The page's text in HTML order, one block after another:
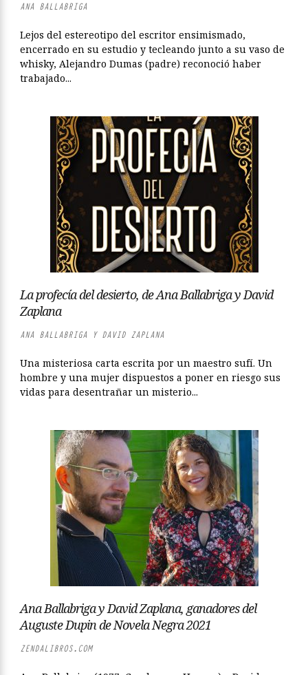
ANA BALLABRIGA
Lejos del estereotipo del escritor ensimismado,
encerrado en su estudio y tecleando junto a su vaso de
whisky, Alejandro Dumas (padre) reconoció haber
trabajado...
La profecía del desierto, de Ana Ballabriga y David
Zaplana
ANA BALLABRIGA Y DAVID ZAPLANA
Una misteriosa carta escrita por un maestro sufí. Un
hombre y una mujer dispuestos a poner en riesgo sus
vidas para desentrañar un misterio...
Ana Ballabriga y David Zaplana, ganadores del
Auguste Dupin de Novela Negra 2021
ZENDALIBROS.COM